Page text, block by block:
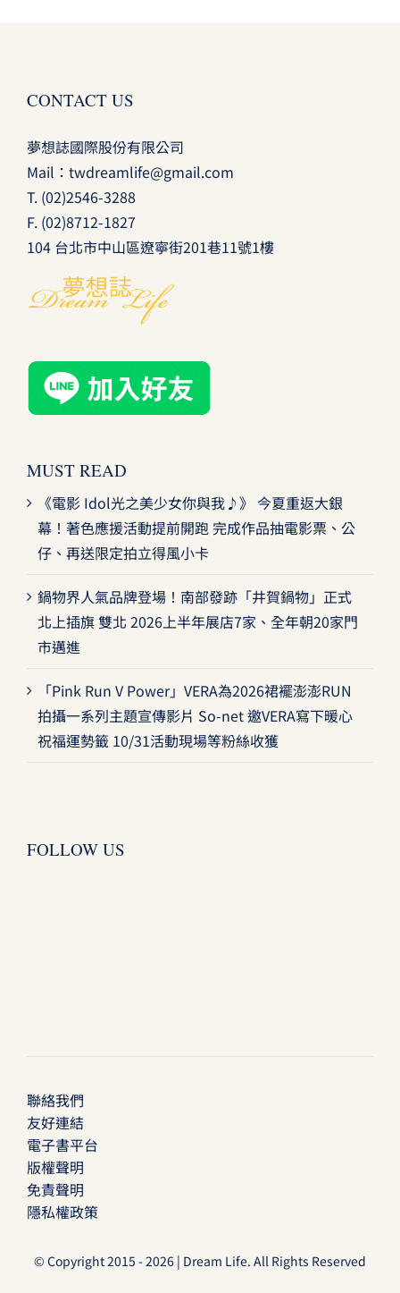
CONTACT US
夢想誌國際股份有限公司
Mail： twdreamlife@gmail.com
T. (02)2546-3288
F. (02)8712-1827
104 台北市中山區遼寧街201巷11號1樓
MUST READ
《電影 Idol光之美少女你與我♪》 今夏重返大銀
幕！著色應援活動提前開跑 完成作品抽電影票、公
仔、再送限定拍立得風小卡
鍋物界人氣品牌登場！南部發跡「井賀鍋物」正式
北上插旗 雙北 2026上半年展店7家、全年朝20家門
市邁進
「Pink Run V Power」VERA為2026裙襬澎澎RUN
拍攝一系列主題宣傳影片 So-net 邀VERA寫下暖心
祝福運勢籤 10/31活動現場等粉絲收獲
FOLLOW US
聯絡我們
友好連結
電子書平台
版權聲明
免責聲明
隱私權政策
© Copyright 2015 - 2026 | Dream Life. All Rights Reserved